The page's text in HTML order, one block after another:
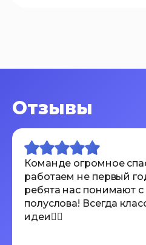
Отзывы
Команде огромное
работаем не первый
ребята нас понимают с
полуслова! Всегда
идеи👍🏾